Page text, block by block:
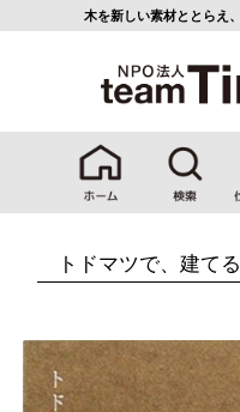
木を新しい素材ととらえ、
トドマツで、建てる